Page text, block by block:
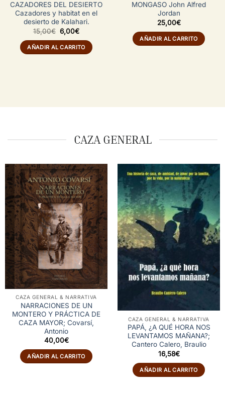
CAZADORES DEL DESIERTO
Cazadores y habitat en el
desierto de Kalahari.
15,00€ El
precio
original
era:
15,00€.
6,00€El
actual
es:
6,00€.
AÑADIR AL CARRITO
MONGASO John Alfred
Jordan
25,00€
AÑADIR AL CARRITO
CAZA GENERAL
CAZA GENERAL & NARRATIVA
NARRACIONES DE UN
MONTERO Y PRÁCTICA DE
CAZA MAYOR; Covarsí,
Antonio
40,00€
AÑADIR AL CARRITO
CAZA GENERAL & NARRATIVA
PAPÁ, ¿A QUÉ HORA NOS
LEVANTAMOS MAÑANA?;
Cantero Calero, Braulio
16,58€
AÑADIR AL CARRITO